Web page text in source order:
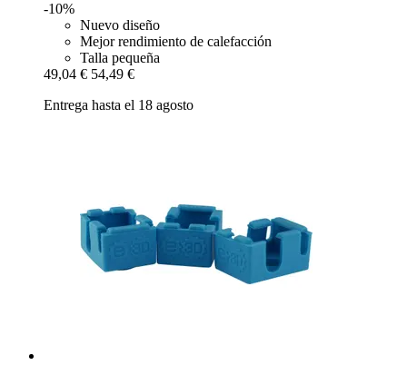
-10%
Nuevo diseño
Mejor rendimiento de calefacción
Talla pequeña
49,04 € 54,49 €
Entrega hasta el 18 agosto